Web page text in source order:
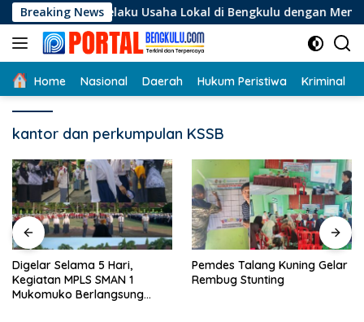
Langsung
ke
konten
Breaking News
Pelaku Usaha Lokal di Bengkulu dengan Meningkatkan
Home Nasional Daerah Hukum Peristiwa Kriminal
kantor dan perkumpulan KSSB
Digelar Selama 5 Hari,
Kegiatan MPLS SMAN 1
Mukomuko Berlangsung
Pemdes Talang Kuning Gelar
Rembug Stunting